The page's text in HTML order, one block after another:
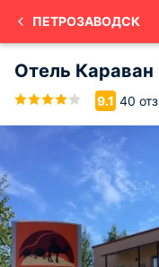
ПЕТРОЗАВОДСК
Отель
9.1 40